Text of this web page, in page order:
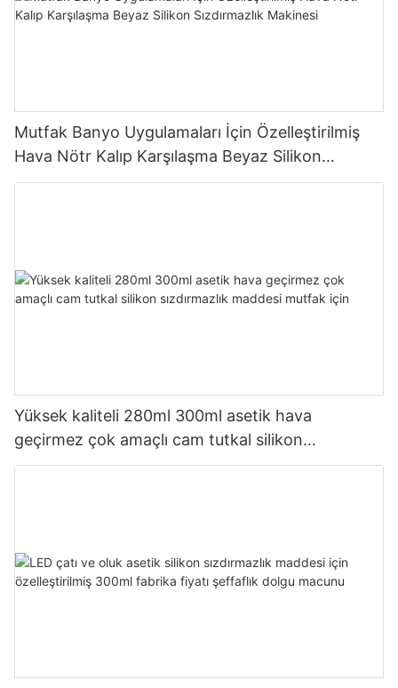
Mutfak Banyo Uygulamaları İçin Özelleştirilmiş
Hava Nötr Kalıp Karşılaşma Beyaz Silikon
Sızdırmazlık Makinesi
Yüksek kaliteli 280ml 300ml asetik hava
geçirmez çok amaçlı cam tutkal silikon
sızdırmazlık maddesi mutfak için